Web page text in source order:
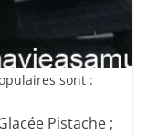
sont :
Pistache ;